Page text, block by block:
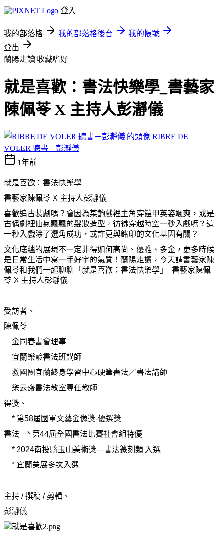
登入
我的部落格 我的部落格後台
我的帳號
登出
蘭陽走讀 收藏嗜好
就是喜歡：書法快樂學_書藝家
陳佩苓 X 主持人彭瀞儀
RIBRE DE
VOLER 聽書－彭瀞儀
1年前
就是喜歡：書法快樂學
書藝家陳佩苓 X 主持人彭瀞儀
喜歡追古裝劇嗎？會因為某齣戲裡主角穿鎧甲英姿颯爽，或是
古偶劇裡仙氣飄飄的髮妝造型，彷彿穿越時空一秒入戲嗎？這
一秒入戲除了選角成功，或許更與銘印的文化基因有關？
文化底蘊的展現不一定非得如何高尚、優雅、多金，更多時候
是日常生活中寫一手好字的氣質！蘭陽走讀，今天請書藝家陳
佩苓和我們一起聊聊「就是喜歡：書法快樂學」_書藝家陳佩
苓 X 主持人彭瀞儀
受訪者、
陳佩苓
金同春書會理事
宜蘭樂齡書法班講師
救國團宜蘭終身學習中心硬筆書法／書法講師
樂云齋書法教室專任教師
得獎、
* 第58屆國軍文藝金像獎-優選獎
書法 * 第44屆全國書法比賽社會組特優
* 2024南投縣玉山美術獎—書法篆刻類 入選
* 宜蘭美展多次入選
主持 / 撰稿 / 剪輯、
彭瀞儀